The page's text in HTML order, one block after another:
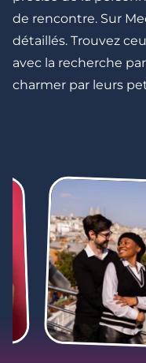
de rencontre. Sur
détaillés. Trouvez
avec la recherche
charmer par leurs